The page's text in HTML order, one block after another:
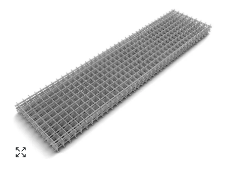
политикой
ПЕРЕЗВОНИТЕ МНЕ
Согласен с обработкой персональных
данных в соответствии сполитикой
конфиденциальности